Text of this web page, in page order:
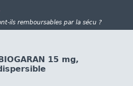
ils remboursables par la sécu ?
15 mg,